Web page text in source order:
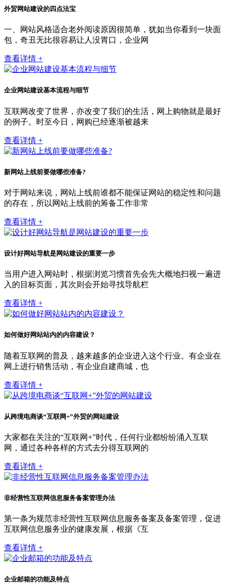
外贸网站建设的四点法宝
一、网站风格适合老外阅读原因很简单，犹如当你看到一块面
包，奇丑无比很容易让人没胃口，企业网
查看详情 +
企业网站建设基本流程与细节
互联网改变了世界，亦改变了我们的生活，网上购物就是最好
的例子。时至今日，网购已经逐渐被越来
查看详情 +
新网站上线前要做哪些准备?
对于网站来说，网站上线前谁都不能保证网站的稳定性和问题
的存在，所以网站上线前的筹备工作非常
查看详情 +
设计好网站导航是网站建设的重要一步
当用户进入网站时，根据浏览习惯首先会先大概地扫视一遍进
入的目标页面，其次则会开始寻找导航栏
查看详情 +
如何做好网站站内的内容建设？
随着互联网的普及，越来越多的企业进入这个行业。有企业在
网上进行销售活动，有企业自建商城，也
查看详情 +
从跨境电商谈“互联网+”外贸的网站建设
大家都在关注的“互联网+”时代，任何行业都纷纷涌入互联
网，通过各种各样的方式去分得互联网的
查看详情 +
非经营性互联网信息服务备案管理办法
第一条为规范非经营性互联网信息服务备案及备案管理，促进
互联网信息服务业的健康发展，根据《互
查看详情 +
企业邮箱的功能及特点